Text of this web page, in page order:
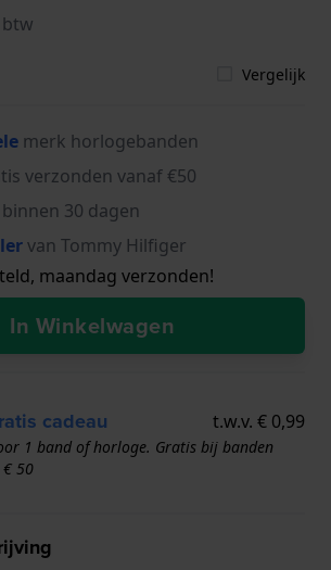
btw
Vergelijk
merk horlogebanden
verzonden vanaf €50
30 dagen
van Tommy Hilfiger
maandag verzonden!
In Winkelwagen
cadeau t.w.v. € 0,99
1 band of horloge. Gratis bij banden
€ 50